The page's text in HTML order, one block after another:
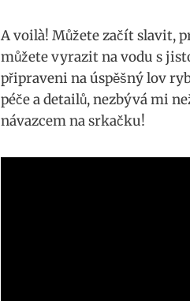
A voilà! Můžete začít slavit,
můžete ⁣vyrazit na ⁤vodu s
připraveni na úspěšný ⁢lov
péče‍ a detailů, nezbývá​ mi
návazcem ‌na srkačku!